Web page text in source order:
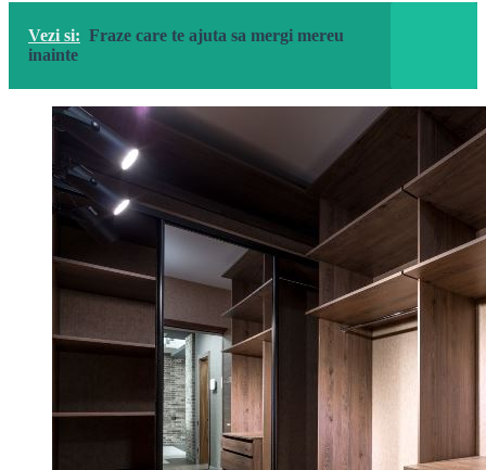
Vezi si: Fraze care te ajuta sa mergi mereu
inainte